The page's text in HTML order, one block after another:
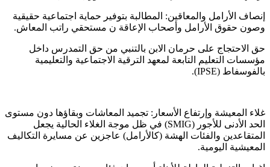
​إنصاف الأرامل والمعاقين: المطالبة بتوفير حماية اجتماعية حقيقية
وصون حقوق الأرامل وأصحاب الإعاقة ن مستحقي راتب المعاش.
​حق الاحتجاج على حرمان الابن بالتنبي من حق التمدرس داخل
مؤسسات التعليم التابعة لمعهد الترقية الاجتماعية والتعليمية
بالفوسفاط (IPSE).
​غلاء المعيشة وإرتفاع الأسعار: تجميد المعاشات وبقاؤها دون مستوى
الحد الأدنى للأجور (SMIG) في ظل موجة الغلاء الحالية يجعل
المتقاعدين والفئات الهشة (كالأرامل) عاجزين عن مسايرة التكاليف
المعيشية اليومية.